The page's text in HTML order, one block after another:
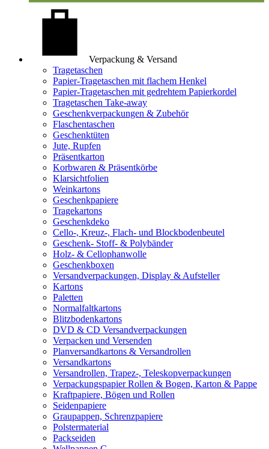
Verpackung & Versand
Tragetaschen
Papier-Tragetaschen mit flachem Henkel
Papier-Tragetaschen mit gedrehtem Papierkordel
Tragetaschen Take-away
Geschenkverpackungen & Zubehör
Flaschentaschen
Geschenktüten
Jute, Rupfen
Präsentkarton
Korbwaren & Präsentkörbe
Klarsichtfolien
Weinkartons
Geschenkpapiere
Tragekartons
Geschenkdeko
Cello-, Kreuz-, Flach- und Blockbodenbeutel
Geschenk- Stoff- & Polybänder
Holz- & Cellophanwolle
Geschenkboxen
Versandverpackungen, Display & Aufsteller
Kartons
Paletten
Normalfaltkartons
Blitzbodenkartons
DVD & CD Versandverpackungen
Verpacken und Versenden
Planversandkartons & Versandrollen
Versandkartons
Versandrollen, Trapez-, Teleskopverpackungen
Verpackungspapier Rollen & Bogen, Karton & Pappe
Kraftpapiere, Bögen und Rollen
Seidenpapiere
Graupappen, Schrenzpapiere
Polstermaterial
Packseiden